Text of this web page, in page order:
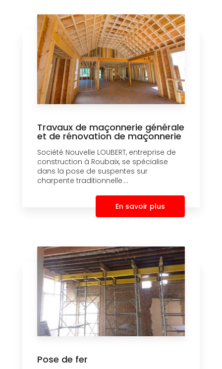
Travaux de maçonnerie générale
et de rénovation de maçonnerie
Société Nouvelle LOUBERT, entreprise de
construction à Roubaix, se spécialise
dans la pose de suspentes sur
charpente traditionnelle....
En savoir plus
Pose de fer